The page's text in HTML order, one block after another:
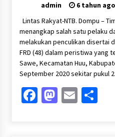
admin 6 tahun ago
Lintas Rakyat-NTB. Dompu –
menangkap salah satu pelaku
melakukan penculikan disertai
FRD (48) dalam peristiwa yang
Sawe, Kecamatan Huu,
September 2020 sekitar pukul
Facebook
Mastodon
Email